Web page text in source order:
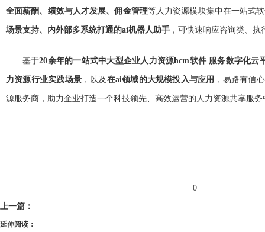
全面薪酬、绩效与人才发展、佣金管理等人力资源模块集中在一站式
场景支持、内外部多系统打通的ai机器人助手 ，可快速响应咨询类、
基于20余年的一站式中大型企业人力资源hcm软件 服务数字化云
力资源行业实践场景 ，以及 在ai领域的大规模投入与应用 ，易路有信
源服务商，助力企业打造一个科技领先、高效运营的人力资源共享服务
0
上一篇：
延伸阅读：